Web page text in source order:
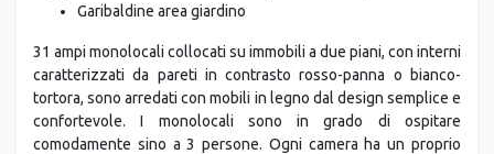
Garibaldine area giardino
31 ampi monolocali collocati su immobili a due piani, con interni
caratterizzati da pareti in contrasto rosso-panna o bianco-
tortora, sono arredati con mobili in legno dal design semplice e
confortevole. I monolocali sono in grado di ospitare
comodamente sino a 3 persone. Ogni camera ha un proprio